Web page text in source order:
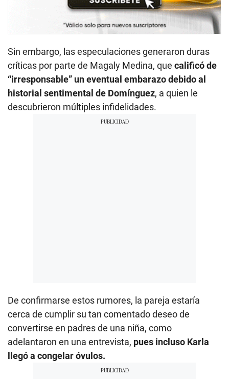
Sin embargo, las especulaciones generaron duras
críticas por parte de Magaly Medina, que calificó de
“irresponsable” un eventual embarazo debido al
historial sentimental de Domínguez, a quien le
descubrieron múltiples infidelidades.
De confirmarse estos rumores, la pareja estaría
cerca de cumplir su tan comentado deseo de
convertirse en padres de una niña, como
adelantaron en una entrevista, pues incluso Karla
llegó a congelar óvulos.